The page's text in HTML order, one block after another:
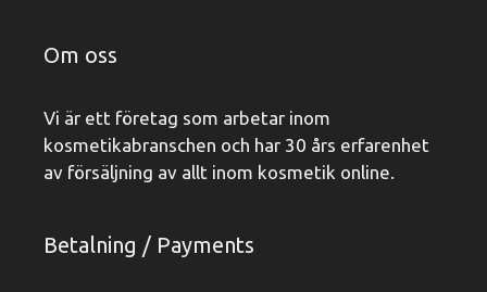
Om oss
Vi är ett företag som arbetar inom
kosmetikabranschen och har 30 års erfarenhet
av försäljning av allt inom kosmetik online.
Betalning / Payments